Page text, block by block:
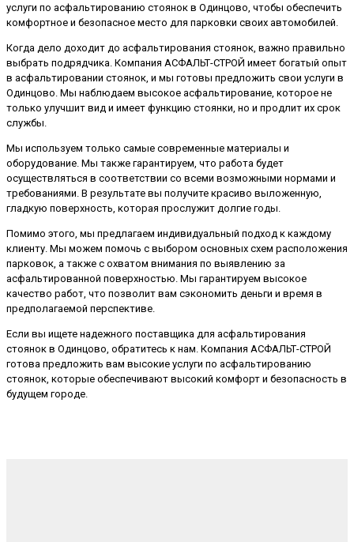
услуги по асфальтированию стоянок в Одинцово, чтобы обеспечить
комфортное и безопасное место для парковки своих автомобилей.
Когда дело доходит до асфальтирования стоянок, важно правильно
выбрать подрядчика. Компания АСФАЛЬТ-СТРОЙ имеет богатый опыт
в асфальтировании стоянок, и мы готовы предложить свои услуги в
Одинцово. Мы наблюдаем высокое асфальтирование, которое не
только улучшит вид и имеет функцию стоянки, но и продлит их срок
службы.
Мы используем только самые современные материалы и
оборудование. Мы также гарантируем, что работа будет
осуществляться в соответствии со всеми возможными нормами и
требованиями. В результате вы получите красиво выложенную,
гладкую поверхность, которая прослужит долгие годы.
Помимо этого, мы предлагаем индивидуальный подход к каждому
клиенту. Мы можем помочь с выбором основных схем расположения
парковок, а также с охватом внимания по выявлению за
асфальтированной поверхностью. Мы гарантируем высокое
качество работ, что позволит вам сэкономить деньги и время в
предполагаемой перспективе.
Если вы ищете надежного поставщика для асфальтирования
стоянок в Одинцово, обратитесь к нам. Компания АСФАЛЬТ-СТРОЙ
готова предложить вам высокие услуги по асфальтированию
стоянок, которые обеспечивают высокий комфорт и безопасность в
будущем городе.